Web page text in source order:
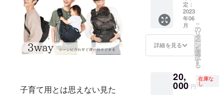
子育て用とは思えない見た
ただけ
るとあ
りがた
いで
しくお
願い致
（例）
Twitter
ち手
×1、ウ
エスト
ベルト
当て
×1、落
×1、
ショル
メイン
ポケッ
ト×1、
メッ
シュポ
ケット
ド、イ
ンナー
ファス
タテ：
前面
190、背
面220 ×
最大幅
470 ×
100（m
ルト周
囲：最
長
基準適
合 1点
■予定販
売価格
21,780
円
→20,00
0円 ■素
ターポ
リン、
ポリウ
定：
2023
年06
月
詳細を見る
こ
の
リ
タ
ー
ン
を
選
択
す
る
20,
000 円
在庫な
し